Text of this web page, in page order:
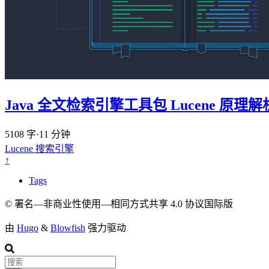
Java 全文检索引擎工具包 Lucene 原理解
5108 字·11 分钟
Lucene 搜索引擎
↑
Tags
© 署名—非商业性使用—相同方式共享 4.0 协议国际版
由 Hugo & Blowfish 强力驱动